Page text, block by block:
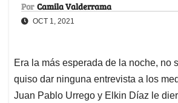
Por Camila Valderrama
OCT 1, 2021
Era la más esperada de la noche, no
quiso dar ninguna entrevista a los
Juan Pablo Urrego y Elkin Díaz le